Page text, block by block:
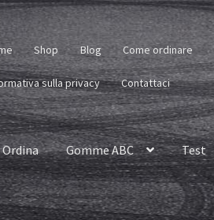
Shop Blog Come ordinare
sulla privacy Contattaci
Ordina Gomme ABC Test